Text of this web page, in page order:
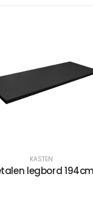
KASTEN
legbord 194cm